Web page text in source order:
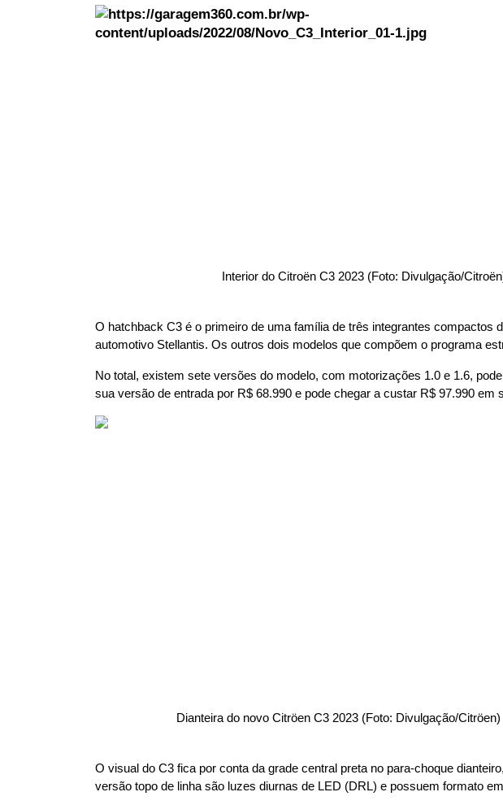
Interior do Citroën C3 2023 (Foto: Divulgação/
O hatchback C3 é o primeiro de uma família de três integrantes compactos
automotivo Stellantis. Os outros dois modelos que compõem o programa
No total, existem sete versões do modelo, com motorizações 1.0 e 1.6,
sua versão de entrada por R$ 68.990 e pode chegar a custar R$ 97.990 em
Dianteira do novo Citröen C3 2023 (Foto: Divulgação/Citröen)
O visual do C3 fica por conta da grade central preta no para-choque
versão topo de linha são luzes diurnas de LED (DRL) e possuem formato